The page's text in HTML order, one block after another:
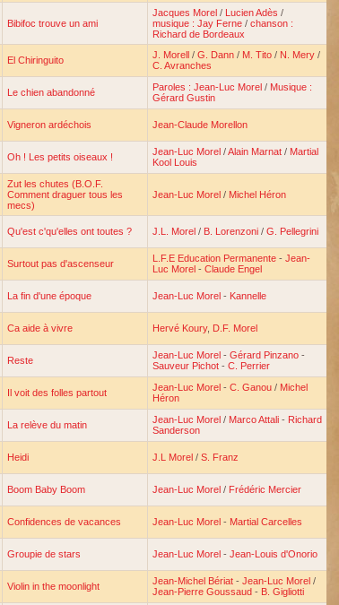
Bibifoc trouve un ami
Jacques Morel / Lucien Adès /
musique : Jay Ferne / chanson :
Richard de Bordeaux
El Chiringuito J. Morell / G. Dann / M. Tito / N. Mery /
C. Avranches
Le chien abandonné Paroles : Jean-Luc Morel / Musique :
Gérard Gustin
Vigneron ardéchois Jean-Claude Morellon
Oh ! Les petits oiseaux ! Jean-Luc Morel /Alain Marnat / Martial
Kool Louis
Zut les chutes (B.O.F.
Comment draguer tous les
mecs)
Jean-Luc Morel / Michel Héron
Qu'est c'qu'elles ont toutes ? J.L. Morel / B. Lorenzoni / G. Pellegrini
Surtout pas d'ascenseur L.F.E Education Permanente - Jean-
Luc Morel - Claude Engel
La fin d'une époque Jean-Luc Morel - Kannelle
Ca aide à vivre Hervé Koury, D.F. Morel
Reste Jean-Luc Morel - Gérard Pinzano -
Sauveur Pichot - C. Perrier
Il voit des folles partout Jean-Luc Morel - C. Ganou / Michel
Héron
La relève du matin Jean-Luc Morel / Marco Attali - Richard
Sanderson
Heidi J.L Morel / S. Franz
Boom Baby Boom Jean-Luc Morel / Frédéric Mercier
Confidences de vacances Jean-Luc Morel - Martial Carcelles
Groupie de stars Jean-Luc Morel - Jean-Louis d'Onorio
Violin in the moonlight Jean-Michel Bériat - Jean-Luc Morel /
Jean-Pierre Goussaud - B. Gigliotti